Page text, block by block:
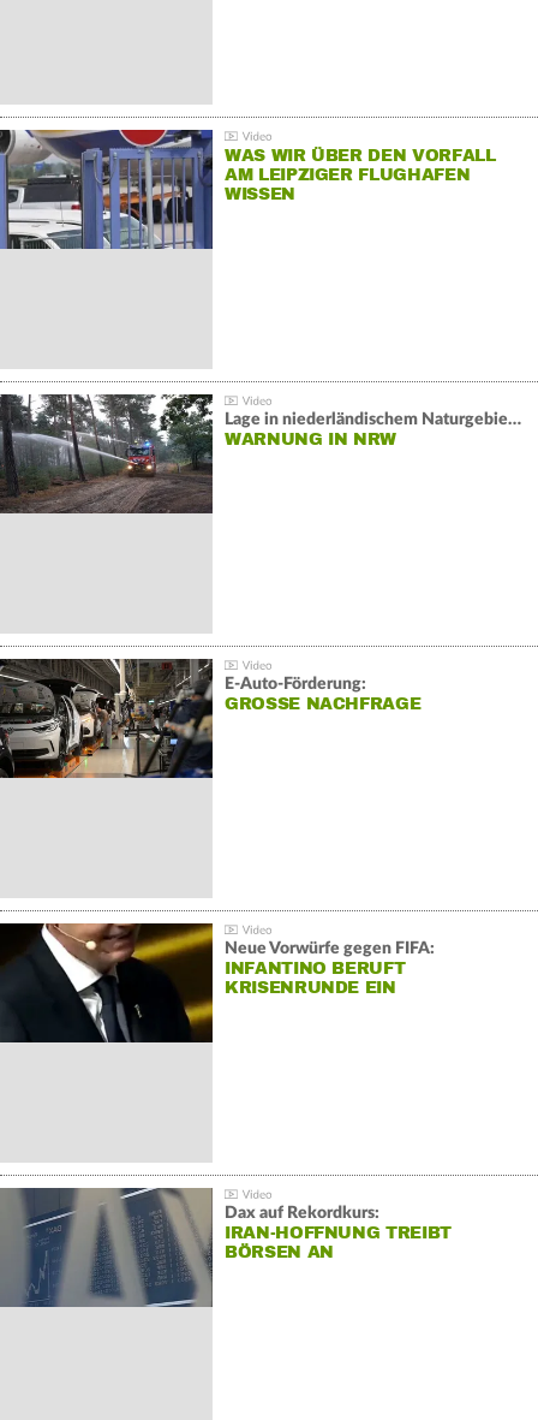
WAS WIR ÜBER DEN VORFALL
AM LEIPZIGER FLUGHAFEN
WISSEN
Lage in niederländischem Naturgebiet stabil
WARNUNG IN NRW
E-Auto-Förderung:
GROSSE NACHFRAGE
Neue Vorwürfe gegen FIFA:
INFANTINO BERUFT
KRISENRUNDE EIN
Dax auf Rekordkurs:
IRAN-HOFFNUNG TREIBT
BÖRSEN AN